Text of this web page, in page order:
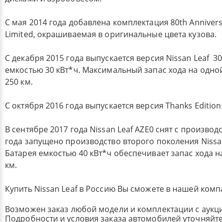
С мая 2014 года добавлена комплектация 80th
Limited, окрашиваемая в оригинальные цвета кузова.
С декабря 2015 года выпускается версия Nissan Leaf
емкостью 30 кВт*ч. Максимальный запас хода на
250 км.
С октября 2016 года выпускается версия Thanks
В сентябре 2017 года Nissan Leaf AZE0 снят с
года запущено производство второго поколения
Батарея емкостью 40 кВт*ч обеспечивает запас хода
км.
Купить Nissan Leaf в Россию Вы сможете в нашей
Возможен заказ любой модели и комплектации с
Подробности и условия заказа автомобилей